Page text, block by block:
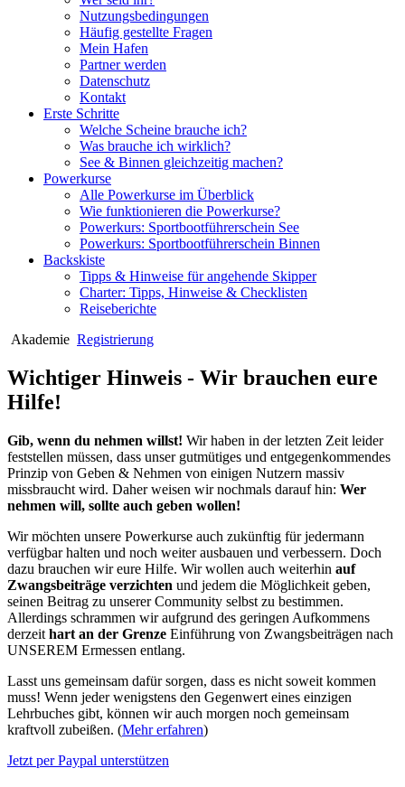
Nutzungsbedingungen
Häufig gestellte Fragen
Mein Hafen
Partner werden
Datenschutz
Kontakt
Erste Schritte
Welche Scheine brauche ich?
Was brauche ich wirklich?
See & Binnen gleichzeitig machen?
Powerkurse
Alle Powerkurse im Überblick
Wie funktionieren die Powerkurse?
Powerkurs: Sportbootführerschein See
Powerkurs: Sportbootführerschein Binnen
Backskiste
Tipps & Hinweise für angehende Skipper
Charter: Tipps, Hinweise & Checklisten
Reiseberichte
Akademie Registrierung
Wichtiger Hinweis - Wir brauchen eure
Hilfe!
Gib, wenn du nehmen willst! Wir haben in der letzten Zeit leider
feststellen müssen, dass unser gutmütiges und entgegenkommendes
Prinzip von Geben & Nehmen von einigen Nutzern massiv
missbraucht wird. Daher weisen wir nochmals darauf hin: Wer
nehmen will, sollte auch geben wollen!
Wir möchten unsere Powerkurse auch zukünftig für jedermann
verfügbar halten und noch weiter ausbauen und verbessern. Doch
dazu brauchen wir eure Hilfe. Wir wollen auch weiterhin auf
Zwangsbeiträge verzichten und jedem die Möglichkeit geben,
seinen Beitrag zu unserer Community selbst zu bestimmen.
Allerdings schrammen wir aufgrund des geringen Aufkommens
derzeit hart an der Grenze Einführung von Zwangsbeiträgen nach
UNSEREM Ermessen entlang.
Lasst uns gemeinsam dafür sorgen, dass es nicht soweit kommen
muss! Wenn jeder wenigstens den Gegenwert eines einzigen
Lehrbuches gibt, können wir auch morgen noch gemeinsam
kraftvoll zubeißen. (Mehr erfahren)
Jetzt per Paypal unterstützen